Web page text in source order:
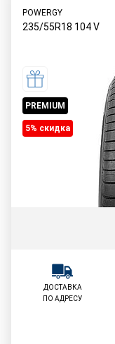
POWERGY
235/55R18 104V
PREMIUM
5% cкидка
ДОСТАВКА
ПО АДРЕСУ